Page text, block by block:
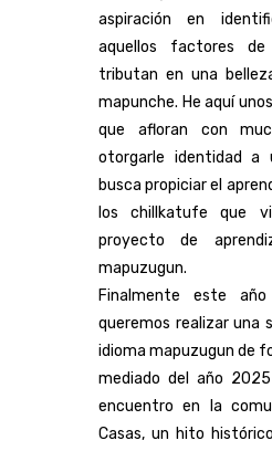
aspiración en
aquellos factores
tributan en una
mapunche. He aquí
que afloran con
otorgarle identidad a
busca propiciar el
los chillkatufe que
proyecto de
mapuzugun.
Finalmente este
queremos realizar una
idioma mapuzugun de
mediado del año
encuentro en la
Casas, un hito